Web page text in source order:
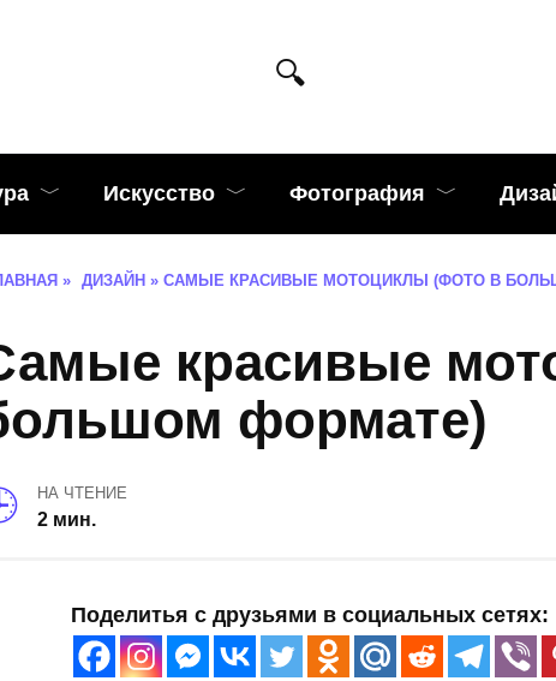
Искусство Фотография
» ДИЗАЙН » САМЫЕ КРАСИВЫЕ МОТОЦИКЛЫ (ФОТО В
красивые
формате)
НА ЧТЕНИЕ
2 мин.
Поделитья с друзьями в социальных сетях: